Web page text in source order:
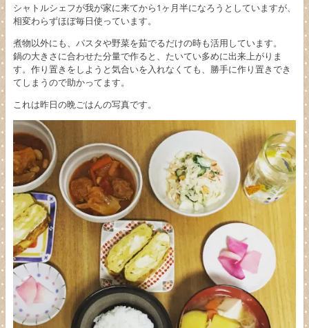
シャトルシェフが我が家に来てから1ヶ月半になろうとしていますが、
相変わらずほぼ毎日使っています。
煮物以外にも、パスタや野菜を茹でるだけの時も活用しています。
鍋の大きさに合わせた分量で作ると、たいてい多めに出来上がりま
す。作り置きをしようと気合いを入れなくても、勝手に作り置きでき
てしまうので助かってます。
これは昨日の晩ごはんの写真です。